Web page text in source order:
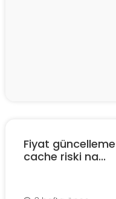
Fiyat
cache riski na...